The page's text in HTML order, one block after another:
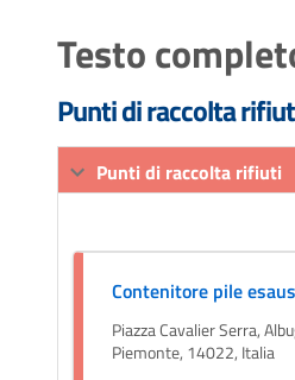
Testo
Punti di raccolta
Punti di raccolta rifiuti
Contenitore pile
Piazza Cavalier Serra,
Piemonte, 14022, Italia